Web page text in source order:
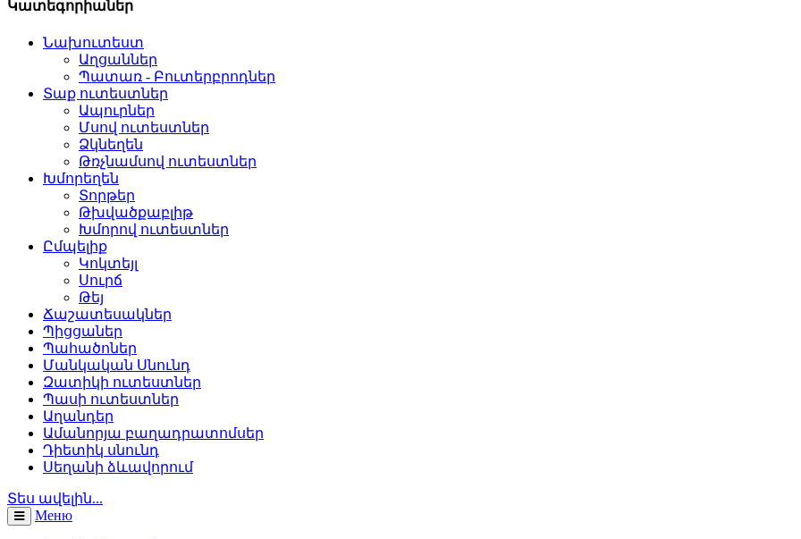
Կատեգորիաներ
Նախուտեստ
Աղցաններ
Պատառ - Բուտերբրոդներ
Տաք ուտեստներ
Ապուրներ
Մսով ուտեստներ
Ձկնեղեն
Թռչնամսով ուտեստներ
Խմորեղեն
Տորթեր
Թխվածքաբլիթ
Խմորով ուտեստներ
Ըմպելիք
Կոկտեյլ
Սուրճ
Թեյ
Ճաշատեսակներ
Պիցցաներ
Պահածոներ
Մանկական Սնունդ
Զատիկի ուտեստներ
Պասի ուտեստներ
Աղանդեր
Ամանորյա բաղադրատոմսեր
Դիետիկ սնունդ
Սեղանի ձևավորում
Տես ավելին...
Меню